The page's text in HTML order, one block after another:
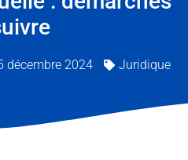
décembre 2024 Juridique